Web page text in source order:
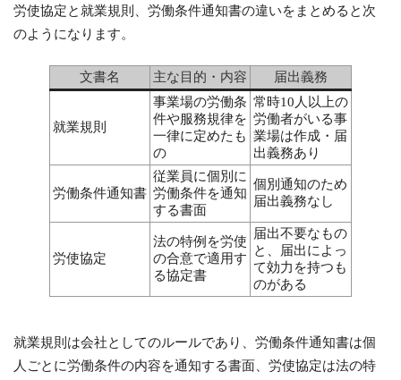
労使協定と就業規則、労働条件通知書の違いをまとめると次
のようになります。
文書名 主な目的・内容 届出義務
就業規則
事業場の労働条
件や服務規律を
一律に定めたも
の
常時10人以上の
労働者がいる事
業場は作成・届
出義務あり
労働条件通知書
従業員に個別に
労働条件を通知
する書面
個別通知のため
届出義務なし
労使協定
法の特例を労使
の合意で適用す
る協定書
届出不要なもの
と、届出によっ
て効力を持つも
のがある
就業規則は会社としてのルールであり、労働条件通知書は個
人ごとに労働条件の内容を通知する書面、労使協定は法の特